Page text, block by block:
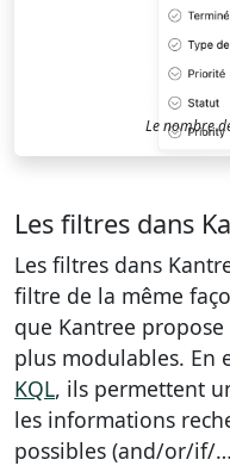
Le nombre
Les filtres dans
Les filtres dans
filtre de la même
que Kantree
plus modulables. En
KQL, ils permettent
les informations
possibles (and/or/if/